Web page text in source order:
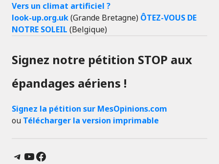
Vers un climat artificiel ?
look-up.org.uk(Grande Bretagne) ÔTEZ-VOUS DE
NOTRE SOLEIL (Belgique)
Signez notre pétition STOP aux
épandages aériens !
Signez la pétition sur MesOpinions.com
ou Télécharger la version imprimable
Telegram
YouTube
Facebook